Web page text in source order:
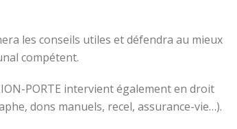
les conseils utiles et défendra au mieux
compétent.
PORTE intervient également en droit
dons manuels, recel, assurance-vie…).